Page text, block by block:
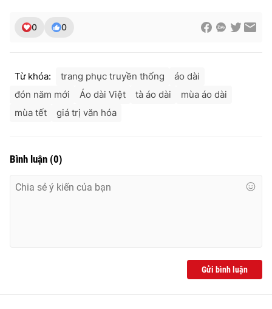
0 0
Từ khóa: trang phục truyền thống
áo dài
đón năm mới
Áo dài Việt tà áo dài
mùa áo dài
mùa tết
giá trị văn hóa
Bình luận (0)
Gửi bình luận